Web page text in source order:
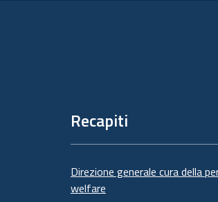
Recapiti
Direzione generale cura della
welfare